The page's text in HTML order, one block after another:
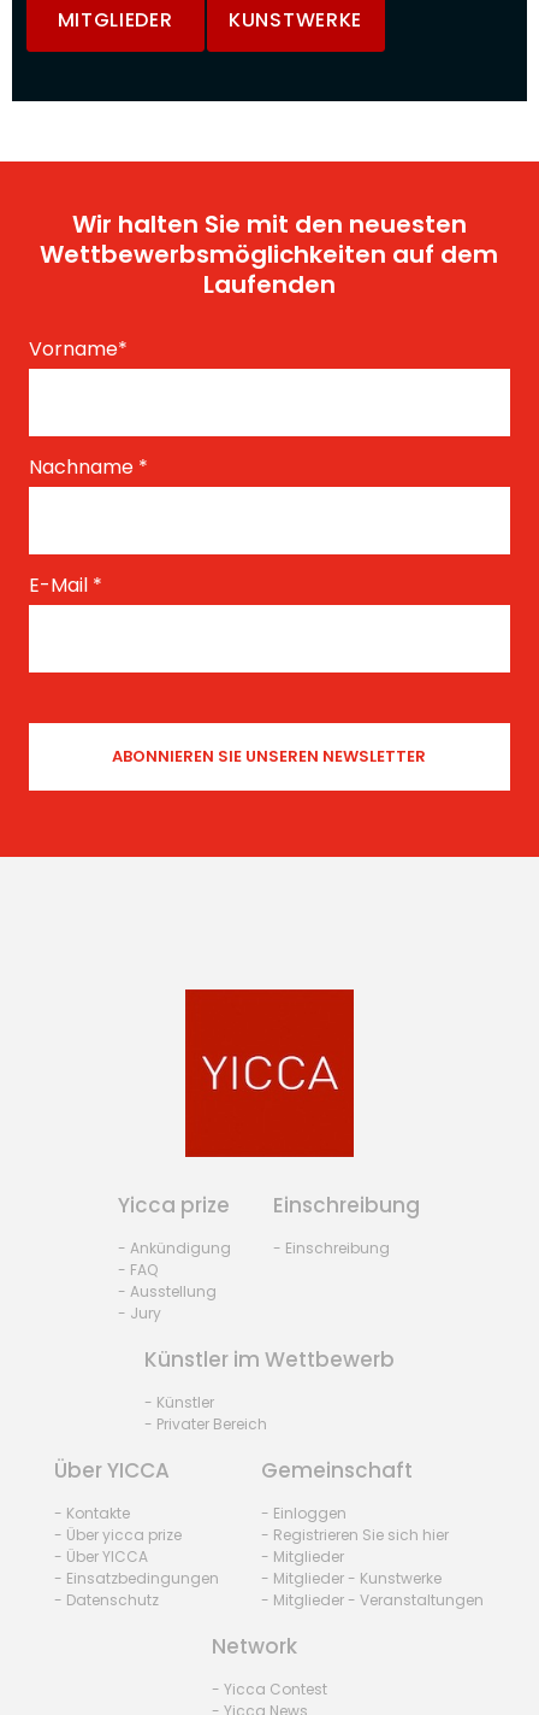
MITGLIEDER KUNSTWERKE
Wir halten Sie mit den neuesten
Wettbewerbsmöglichkeiten auf dem
Laufenden
Vorname*
Nachname *
E-Mail *
Yicca prize
- Ankündigung
- FAQ
- Ausstellung
- Jury
Einschreibung
- Einschreibung
Künstler im Wettbewerb
- Künstler
- Privater Bereich
Über YICCA
- Kontakte
- Über yicca prize
- Über YICCA
- Einsatzbedingungen
- Datenschutz
Gemeinschaft
- Einloggen
- Registrieren Sie sich hier
- Mitglieder
- Mitglieder - Kunstwerke
- Mitglieder - Veranstaltungen
Network
- Yicca Contest
- Yicca News